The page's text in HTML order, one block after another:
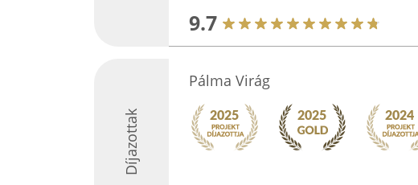
9.7
Díjazottak
Pálma Virág